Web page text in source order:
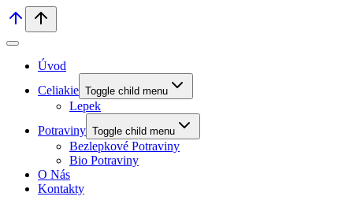
Úvod
Celiakie Toggle child menu
Lepek
Potraviny Toggle child menu
Bezlepkové Potraviny
Bio Potraviny
O Nás
Kontakty